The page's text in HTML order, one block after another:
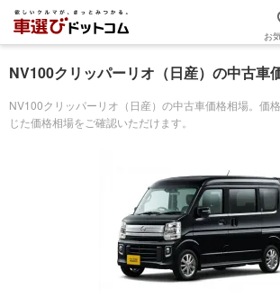
お
NV100クリッパーリオ（日産）の中古車
NV100クリッパーリオ（日産）の中古車価格相場。価
じた価格相場をご確認いただけます。